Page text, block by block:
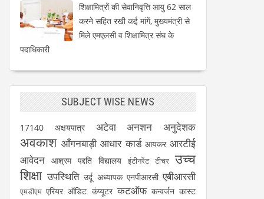
शिक्षामित्रों की सेवानिवृत्ति आयु 62 साल
करने सहित रखी कई मांगें, मुख्यमंत्री से
मिले एमएलसी व शिक्षामित्र संघ के
पदाधिकारी
SUBJECT WISE NEWS
17140 अक्षयपात्र अटेवा अनशन अनुदेशक
अवकाश आँगनबाड़ी आधार कार्ड आयकर आरटीई
आवेदन आश्रम पद्दति विद्यालय इंटीनरेंट टीचर उच्च
शिक्षा उपस्थिति उर्दू अध्यापक एनपीआरसी एबीआरसी
एमडीएम एरियर ऑडिट कंप्यूटर कटऑफ कन्वर्जन कास्ट